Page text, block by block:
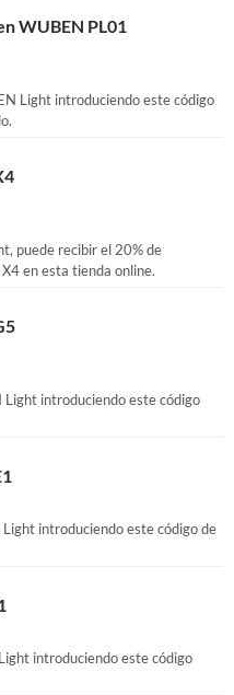
WUBEN PL01
Light introduciendo este código
puede recibir el 20% de
en esta tienda online.
introduciendo este código
introduciendo este código de
introduciendo este código